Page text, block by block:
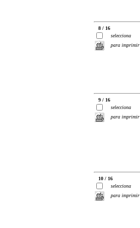
8 / 16
selecciona
para imprimir
9 / 16
selecciona
para imprimir
10 / 16
selecciona
para imprimir